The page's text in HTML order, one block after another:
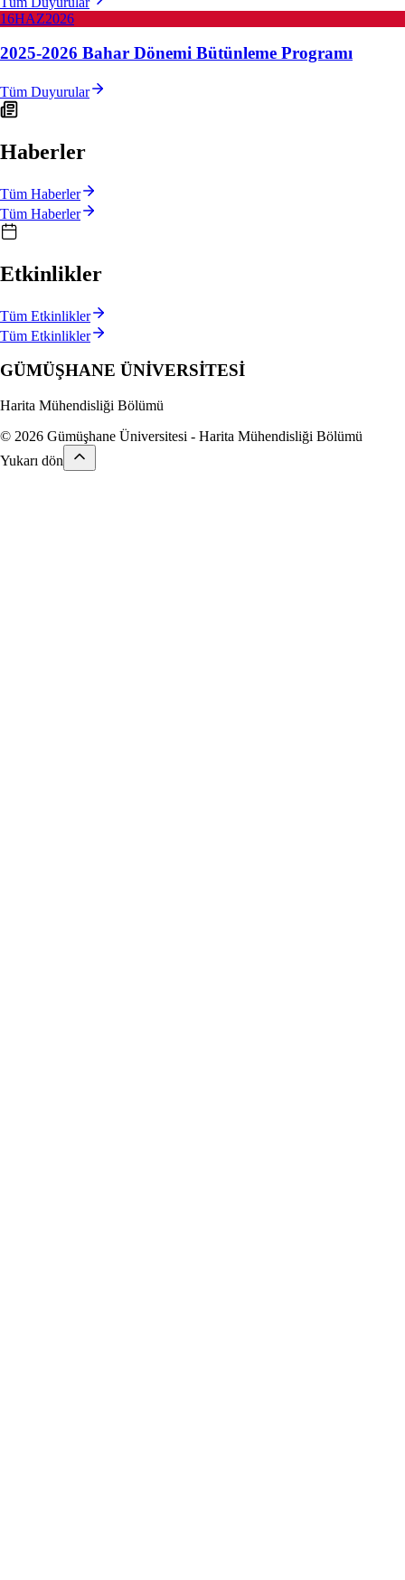
16HAZ2026
2025-2026 Bahar Dönemi Bütünleme Programı
Tüm Duyurular
Haberler
Tüm Haberler
Tüm Haberler
Etkinlikler
Tüm Etkinlikler
Tüm Etkinlikler
GÜMÜŞHANE ÜNİVERSİTESİ
Harita Mühendisliği Bölümü
© 2026 Gümüşhane Üniversitesi - Harita Mühendisliği Bölümü
Yukarı dön